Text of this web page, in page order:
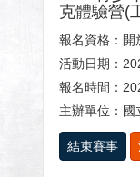
克體驗營(
報名資格：開
活動日期：
報名時間：
主辦單位：國立屏東
結束賽事